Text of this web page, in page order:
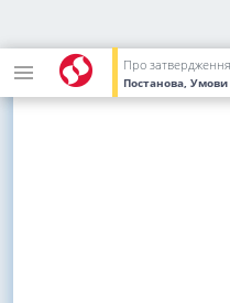
Постанова, Умови